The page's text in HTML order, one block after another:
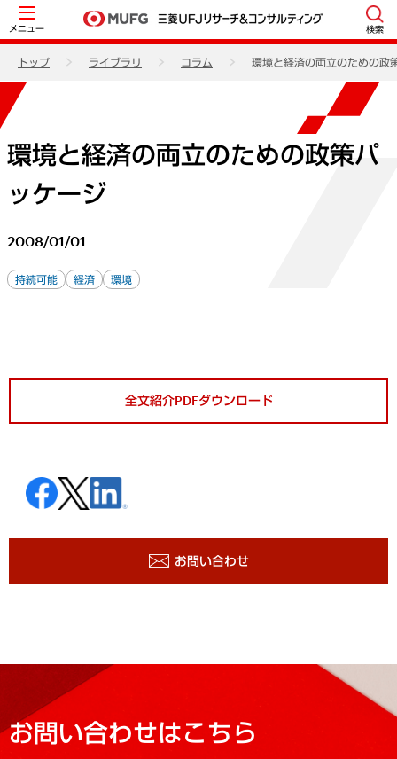
メニュー 検索
トップ ライブラリ コラム 環境と経済の両立のための政
環境と経済の両立のための政策パ
ッケージ
2008/01/01
持続可能 経済 環境
全文紹介PDFダウンロード
お問い合わせ
お問い合わせはこちら